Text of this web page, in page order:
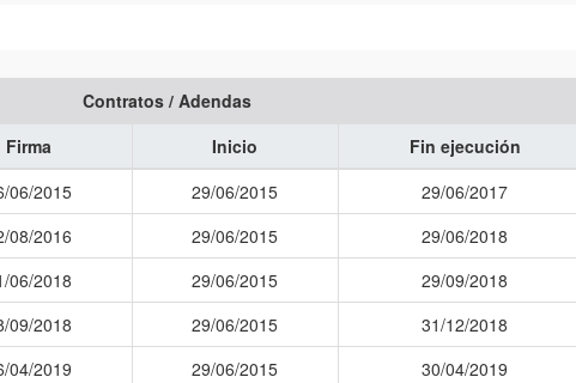
Contratos / Adendas
Firma Inicio Fin ejecución
06/2015 29/06/2015 29/06/2017
08/2016 29/06/2015 29/06/2018
06/2018 29/06/2015 29/09/2018
09/2018 29/06/2015 31/12/2018
04/2019 29/06/2015 30/04/2019